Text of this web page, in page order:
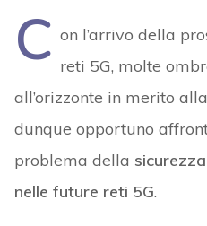
C on l’arrivo della
reti 5G, molte
all’orizzonte in merito
dunque opportuno
problema della
nelle future reti 5G.